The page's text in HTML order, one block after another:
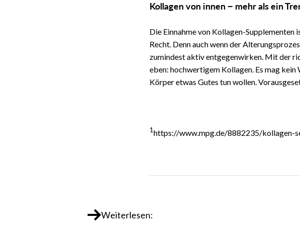
Kollagen von innen − mehr als ein
Die Einnahme von Kollagen-
Recht. Denn auch wenn der
zumindest aktiv entgegenwirken. Mit der
eben: hochwertigem Kollagen. Es mag
Körper etwas Gutes tun wollen.
1https://www.mpg.de/8882235/kollagen-
Weiterlesen: